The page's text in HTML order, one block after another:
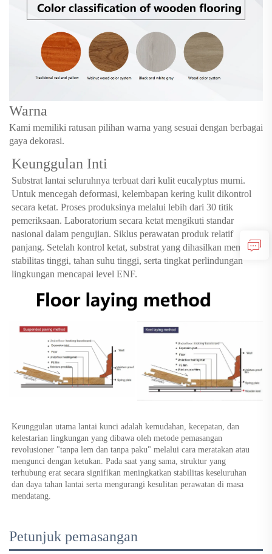
Warna
Kami memiliki ratusan pilihan warna yang sesuai dengan berbagai
gaya dekorasi.
Keunggulan Inti
Substrat lantai seluruhnya terbuat dari kulit eucalyptus murni.
Untuk mencegah deformasi, kelembapan kering kulit dikontrol
secara ketat. Proses produksinya melalui lebih dari 30 titik
pemeriksaan. Laboratorium secara ketat mengikuti standar
nasional dalam pengujian. Siklus perawatan produk relatif
panjang. Setelah kontrol ketat, substrat yang dihasilkan memiliki
stabilitas tinggi, tahan suhu tinggi, serta tingkat perlindungan
lingkungan mencapai level ENF.
Keunggulan utama lantai kunci adalah kemudahan, kecepatan, dan
kelestarian lingkungan yang dibawa oleh metode pemasangan
revolusioner "tanpa lem dan tanpa paku" melalui cara meratakan atau
mengunci dengan ketukan. Pada saat yang sama, struktur yang
terhubung erat secara signifikan meningkatkan stabilitas keseluruhan
dan daya tahan lantai serta mengurangi kesulitan perawatan di masa
mendatang.
Petunjuk pemasangan